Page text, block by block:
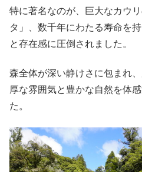
特に著名なのが、巨大なカウ
タ」、数千年にわたる寿命を
と存在感に圧倒されました。
森全体が深い静けさに包まれ
厚な雰囲気と豊かな自然を体
た。